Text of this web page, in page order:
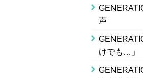
声
けでも…」